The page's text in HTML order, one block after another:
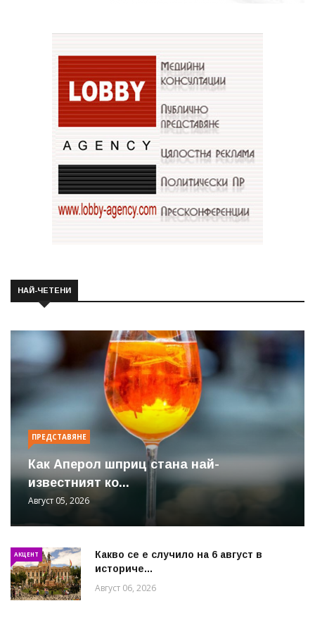
НАЙ-ЧЕТЕНИ
ПРЕДСТАВЯНЕ
Как Аперол шприц стана най-
известният ко...
Август 05, 2026
АКЦЕНТ
Какво се е случило на 6 август в
историче...
Август 06, 2026